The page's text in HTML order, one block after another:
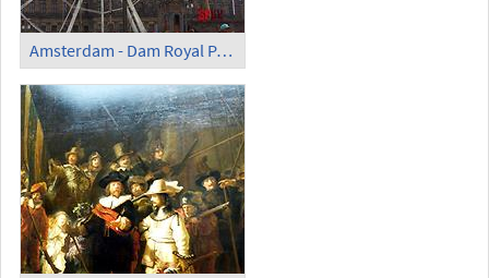
Amsterdam - Dam Royal Paace and Nieuwe Kerk